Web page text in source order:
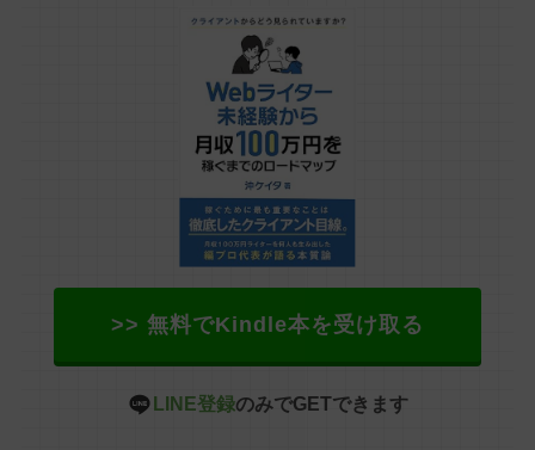
>> 無料でKindle本を受け取る
LINE登録のみでGETできます